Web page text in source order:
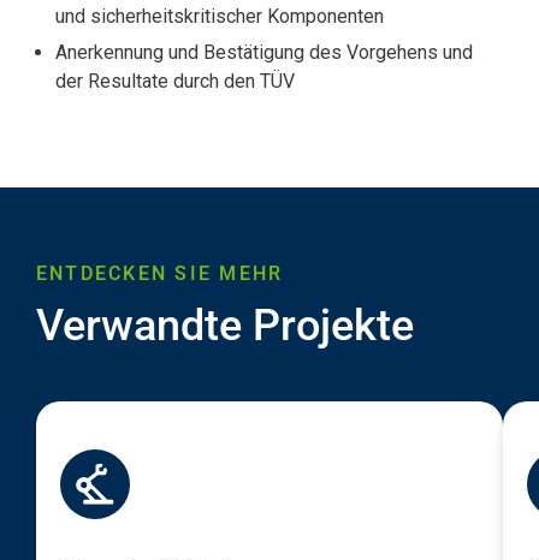
und sicherheitskritischer Komponenten
Anerkennung und Bestätigung des Vorgehens und
der Resultate durch den TÜV
ENTDECKEN SIE MEHR
Verwandte Projekte